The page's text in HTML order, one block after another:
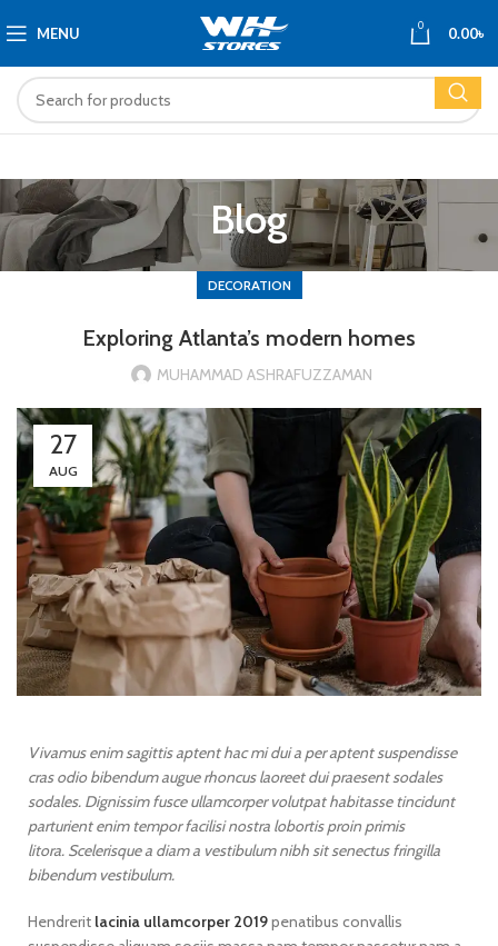
MENU 0 0.00৳
Blog
DECORATION
Exploring Atlanta’s modern homes
MUHAMMAD ASHRAFUZZAMAN
27
AUG
Vivamus enim sagittis aptent hac mi dui a per aptent suspendisse
cras odio bibendum augue rhoncus laoreet dui praesent sodales
sodales. Dignissim fusce ullamcorper volutpat habitasse tincidunt
parturient enim tempor facilisi nostra lobortis proin primis
litora. Scelerisque a diam a vestibulum nibh sit senectus fringilla
bibendum vestibulum.
Hendrerit lacinia ullamcorper 2019penatibus convallis